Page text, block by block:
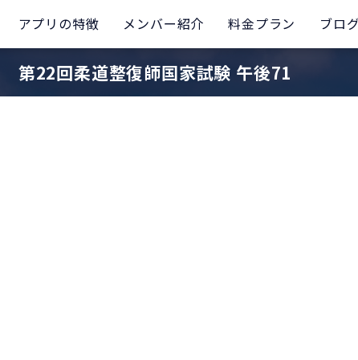
アプリの特徴 メンバー紹介 料金プラン ブロ
第22回柔道整復師国家試験 午後71